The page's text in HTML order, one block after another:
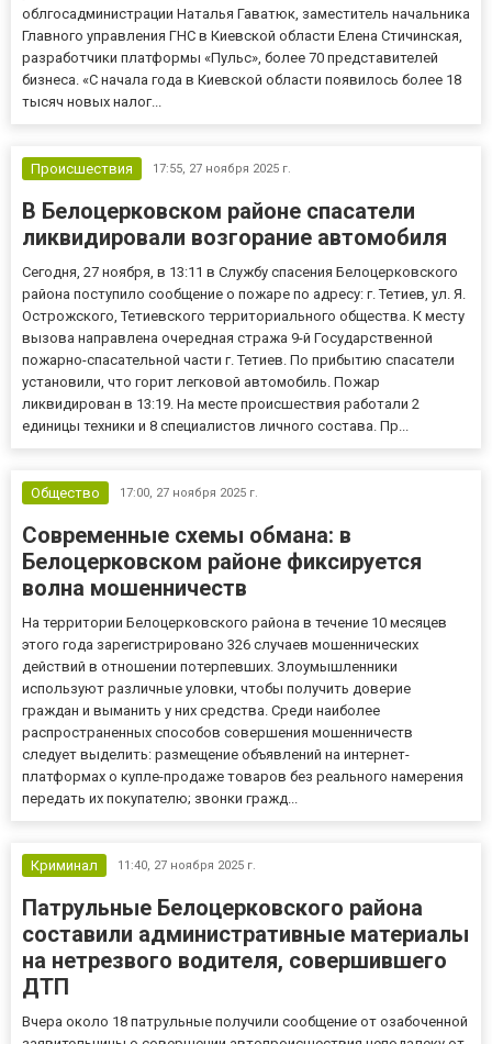
облгосадминистрации Наталья Гаватюк, заместитель начальника
Главного управления ГНС в Киевской области Елена Стичинская,
разработчики платформы «Пульс», более 70 представителей
бизнеса. «С начала года в Киевской области появилось более 18
тысяч новых налог...
Происшествия 17:55, 27 ноября 2025 г.
В Белоцерковском районе спасатели
ликвидировали возгорание автомобиля
Сегодня, 27 ноября, в 13:11 в Службу спасения Белоцерковского
района поступило сообщение о пожаре по адресу: г. Тетиев, ул. Я.
Острожского, Тетиевского территориального общества. К месту
вызова направлена ​​очередная стража 9-й Государственной
пожарно-спасательной части г. Тетиев. По прибытию спасатели
установили, что горит легковой автомобиль. Пожар
ликвидирован в 13:19. На месте происшествия работали 2
единицы техники и 8 специалистов личного состава. Пр...
Общество 17:00, 27 ноября 2025 г.
Современные схемы обмана: в
Белоцерковском районе фиксируется
волна мошенничеств
На территории Белоцерковского района в течение 10 месяцев
этого года зарегистрировано 326 случаев мошеннических
действий в отношении потерпевших. Злоумышленники
используют различные уловки, чтобы получить доверие
граждан и выманить у них средства. Среди наиболее
распространенных способов совершения мошенничеств
следует выделить: размещение объявлений на интернет-
платформах о купле-продаже товаров без реального намерения
передать их покупателю; звонки гражд...
Криминал 11:40, 27 ноября 2025 г.
Патрульные Белоцерковского района
составили административные материалы
на нетрезвого водителя, совершившего
ДТП
Вчера около 18 патрульные получили сообщение от озабоченной